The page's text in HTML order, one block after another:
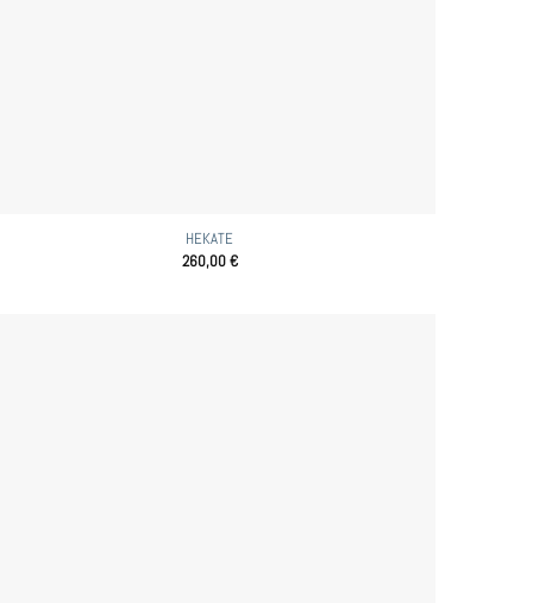
HEKATE
260,00€